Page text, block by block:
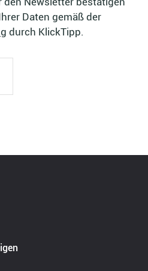
Daten gemäß der
durch KlickTipp.